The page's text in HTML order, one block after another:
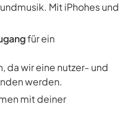
Mit iPhohes und
für ein
da wir eine nutzer- und
werden.
mit deiner